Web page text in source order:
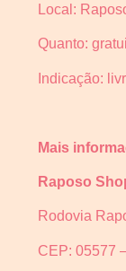
Local:
Quanto:
Indicação:
Mais
Raposo
Rodovia
CEP: 05577